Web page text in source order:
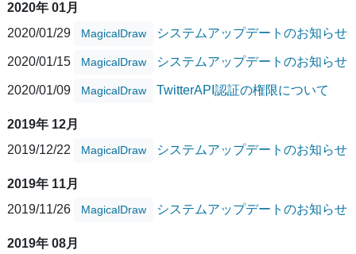
2020年 01月
2020/01/29
MagicalDraw システムアップデートのお知らせ
2020/01/15 MagicalDraw システムアップデートのお知らせ
2020/01/09 MagicalDraw TwitterAPI認証の権限について
2019年 12月
2019/12/22
MagicalDraw システムアップデートのお知らせ
2019年 11月
2019/11/26
MagicalDraw システムアップデートのお知らせ
2019年 08月